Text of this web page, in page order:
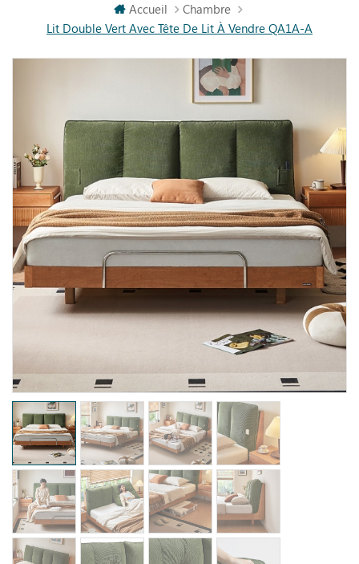
Accueil
Chambre
Lit Double Vert Avec Tête De Lit À Vendre QA1A-A